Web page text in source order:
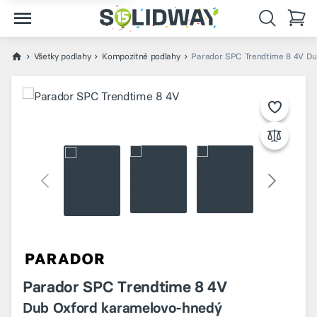
Všetky podlahy Kompozitné podlahy Parador SPC Trendtime 8 4V
Parador SPC Trendtime 8 4V
Dub Oxford karamelovo-hnedý